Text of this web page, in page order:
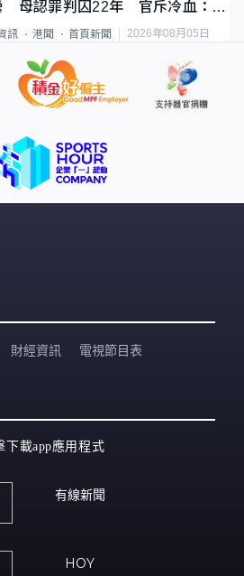
母認罪判囚22年 官斥冷血：同
最惡劣
訊 港聞 首頁新聞 2026年08月05日
財經資訊 電視節目表
下載app應用程式
有線新聞
HOY